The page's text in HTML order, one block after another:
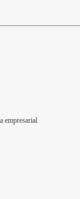
empresarial